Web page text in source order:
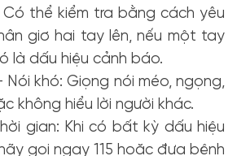
thể kiểm tra bằng cách yêu
giơ hai tay lên, nếu một tay
là dấu hiệu cảnh báo.
Nói khó: Giọng nói méo, ngọng,
không hiểu lời người khác.
gian: Khi có bất kỳ dấu hiệu
gọi ngay 115 hoặc đưa bệnh